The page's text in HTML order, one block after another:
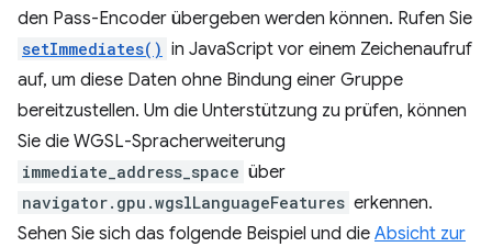
den Pass-Encoder übergeben werden können. Rufen Sie
setImmediates() in JavaScript vor einem Zeichenaufruf
auf, um diese Daten ohne Bindung einer Gruppe
bereitzustellen. Um die Unterstützung zu prüfen, können
Sie die WGSL-Spracherweiterung
immediate_address_space über
navigator.gpu.wgslLanguageFeatures erkennen.
Sehen Sie sich das folgende Beispiel und die Absicht zur